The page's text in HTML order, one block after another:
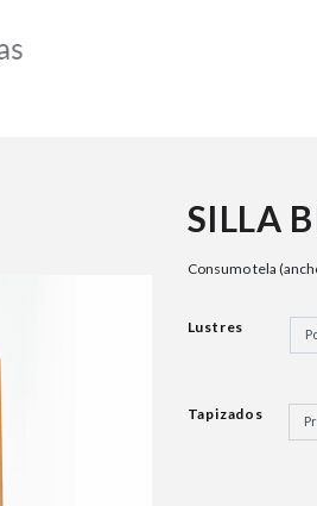
SILLA
Consumo tela
Lustres
Tapizados